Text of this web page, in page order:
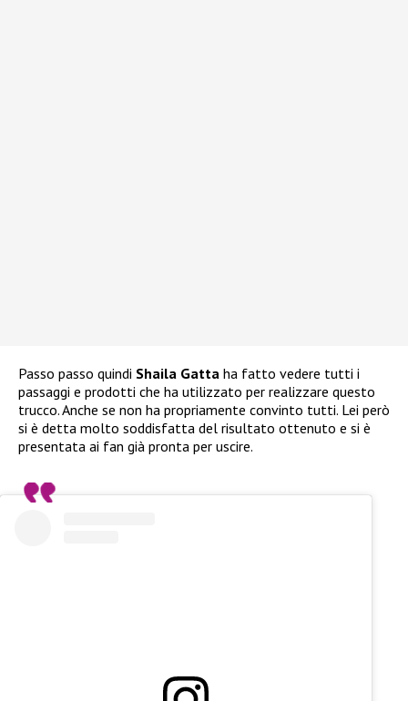
Passo passo quindi Shaila Gatta ha fatto vedere tutti i
passaggi e prodotti che ha utilizzato per realizzare questo
trucco. Anche se non ha propriamente convinto tutti. Lei però
si è detta molto soddisfatta del risultato ottenuto e si è
presentata ai fan già pronta per uscire.